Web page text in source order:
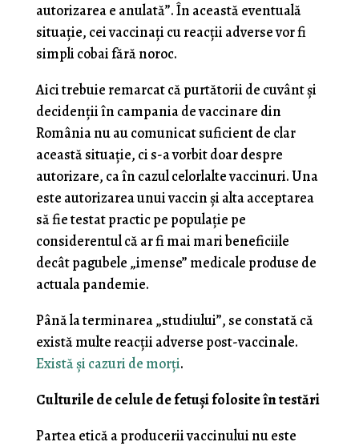
autorizarea e anulată”. În această eventuală
situație, cei vaccinați cu reacții adverse vor fi
simpli cobai fără noroc.
Aici trebuie remarcat că purtătorii de cuvânt și
decidenții în campania de vaccinare din
România nu au comunicat suficient de clar
această situație, ci s-a vorbit doar despre
autorizare, ca în cazul celorlalte vaccinuri. Una
este autorizarea unui vaccin și alta acceptarea
să fie testat practic pe populație pe
considerentul că ar fi mai mari beneficiile
decât pagubele „imense” medicale produse de
actuala pandemie.
Până la terminarea „studiului”, se constată că
există multe reacții adverse post-vaccinale.
Există și cazuri de morți.
Culturile de celule de fetuși folosite în testări
Partea etică a producerii vaccinului nu este